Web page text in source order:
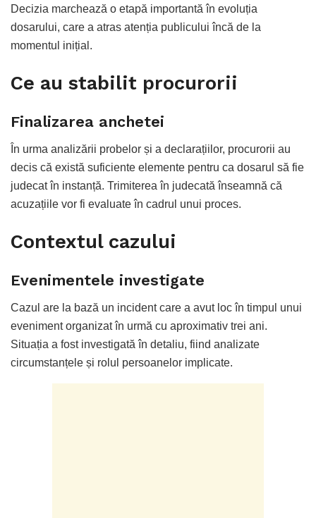
Decizia marchează o etapă importantă în evoluția
dosarului, care a atras atenția publicului încă de la
momentul inițial.
Ce au stabilit procurorii
Finalizarea anchetei
În urma analizării probelor și a declarațiilor, procurorii au
decis că există suficiente elemente pentru ca dosarul să fie
judecat în instanță. Trimiterea în judecată înseamnă că
acuzațiile vor fi evaluate în cadrul unui proces.
Contextul cazului
Evenimentele investigate
Cazul are la bază un incident care a avut loc în timpul unui
eveniment organizat în urmă cu aproximativ trei ani.
Situația a fost investigată în detaliu, fiind analizate
circumstanțele și rolul persoanelor implicate.